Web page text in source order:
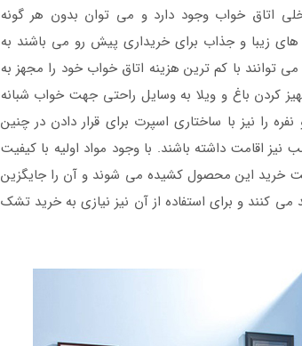
اتاق خواب وجود دارد و می توان بدون هر گونه
زیبا و جذاب برای خریداری پیش رو می باشند به
با کم ترین هزینه اتاق خواب خود را مجهز به
کردن باغ و ویلا به وسایل راحتی جهت خواب شبانه
را نیز با ساختاری اسپرت برای قرار دادن در چنین
اقامت داشته باشند. با وجود مواد اولیه با کیفیت
خرید این محصول کشیده می شوند و آن را جایگزین
کنند و برای استفاده از آن نیز نیازی به خرید تشک